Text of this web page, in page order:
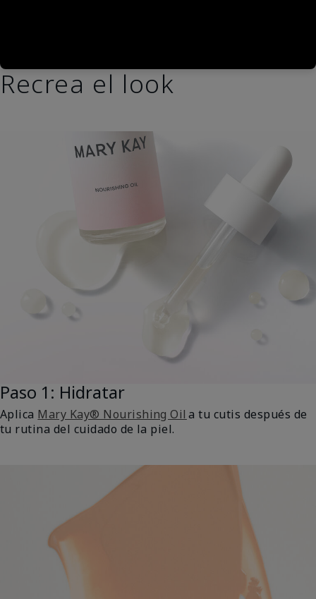
Recrea el look
Paso 1: Hidratar
Aplica Mary Kay® Nourishing Oil a tu cutis después de
tu rutina del cuidado de la piel.